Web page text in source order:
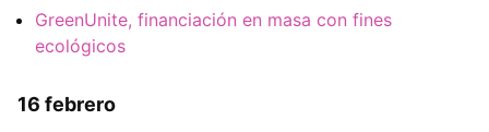
GreenUnite, financiación en masa con fines
ecológicos
16 febrero